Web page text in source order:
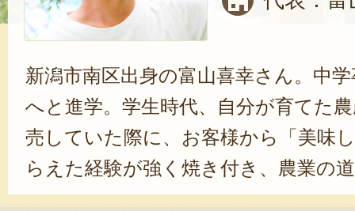
新潟市南区出身の富山喜幸さん。中
へと進学。学生時代、自分が育てた
売していた際に、お客様から「美味
らえた経験が強く焼き付き、農業の
る。新潟農業大学卒業後の2010年に